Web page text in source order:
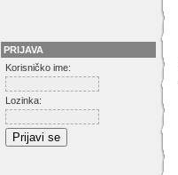
PRIJAVA
Korisničko ime:
Lozinka: